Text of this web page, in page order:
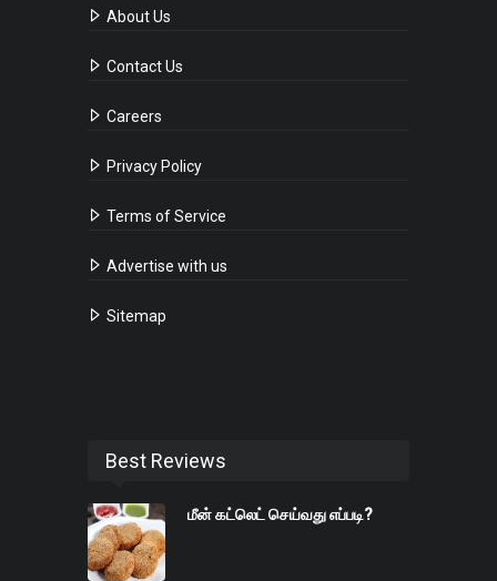
About Us
Contact Us
Careers
Privacy Policy
Terms of Service
Advertise with us
Sitemap
Best Reviews
மீன் கட்லெட் செய்வது எப்படி?